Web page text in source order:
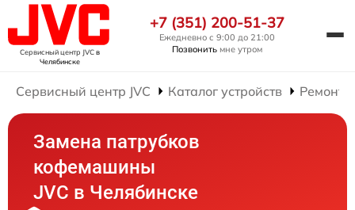
Сервисный центр JVCв
Челябинске
+7 (351) 200-51-37
Ежедневно с 9:00 до 21:00
Позвонить мне утром
Сервисный центр JVC Каталог устройств Ремонт
Замена патрубков
кофемашины
JVC в Челябинске